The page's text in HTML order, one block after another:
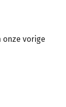
onze vorige